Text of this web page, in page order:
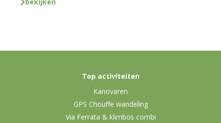
Top activiteiten
Kanovaren
GPS Chouffe wandeling
Via Ferrata & klimbos combi